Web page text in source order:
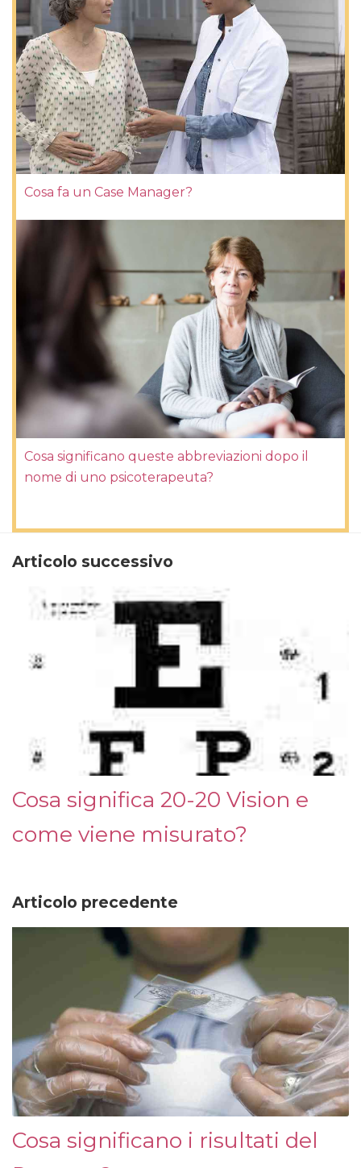
Cosa fa un Case Manager?
Cosa significano queste abbreviazioni dopo il
nome di uno psicoterapeuta?
Articolo successivo
Cosa significa 20-20 Vision e
come viene misurato?
Articolo precedente
Cosa significano i risultati del